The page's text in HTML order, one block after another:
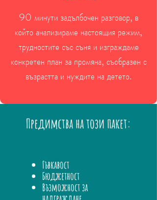
90 минути задълбочен разговор, в
който анализираме настоящия режим,
трудностите със съня и изграждаме
конкретен план за промяна, съобразен с
възрастта и нуждите на детето.
Предимства на този пакет:
Гъвкавост
Бюджетност
Възможност за